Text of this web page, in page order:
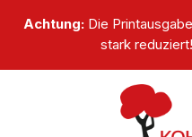
springen
Achtung:Die
stark reduziert!